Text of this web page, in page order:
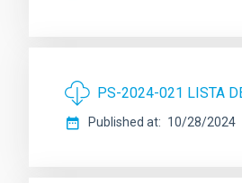
PS-2024-021 LISTA
Published at 10/28/2024